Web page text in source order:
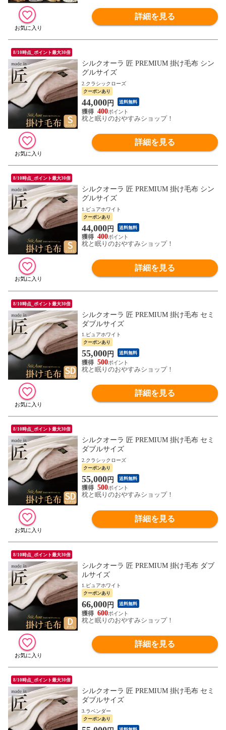
詳細を見る
8/10時点_ポイント最大30倍
シルクオーラ 匠 PREMIUM 掛け毛布 シン
グルサイズ
2.クラシックローズ
クーポンあり
44,000円 送料無料
400
枕と眠りのおやすみショップ！
詳細を見る
8/10時点_ポイント最大30倍
シルクオーラ 匠 PREMIUM 掛け毛布 シン
グルサイズ
1.ピュアホワイト
クーポンあり
44,000円 送料無料
400
枕と眠りのおやすみショップ！
詳細を見る
8/10時点_ポイント最大30倍
シルクオーラ 匠 PREMIUM 掛け毛布 セミ
ダブルサイズ
1.ピュアホワイト
クーポンあり
55,000円 送料無料
500
枕と眠りのおやすみショップ！
詳細を見る
8/10時点_ポイント最大30倍
シルクオーラ 匠 PREMIUM 掛け毛布 セミ
ダブルサイズ
2.クラシックローズ
クーポンあり
55,000円 送料無料
500
枕と眠りのおやすみショップ！
詳細を見る
8/10時点_ポイント最大30倍
シルクオーラ 匠 PREMIUM 掛け毛布 ダブ
ルサイズ
1.ピュアホワイト
クーポンあり
66,000円 送料無料
600
枕と眠りのおやすみショップ！
詳細を見る
8/10時点_ポイント最大30倍
シルクオーラ 匠 PREMIUM 掛け毛布 セミ
ダブルサイズ
3.ラベンダー
クーポンあり